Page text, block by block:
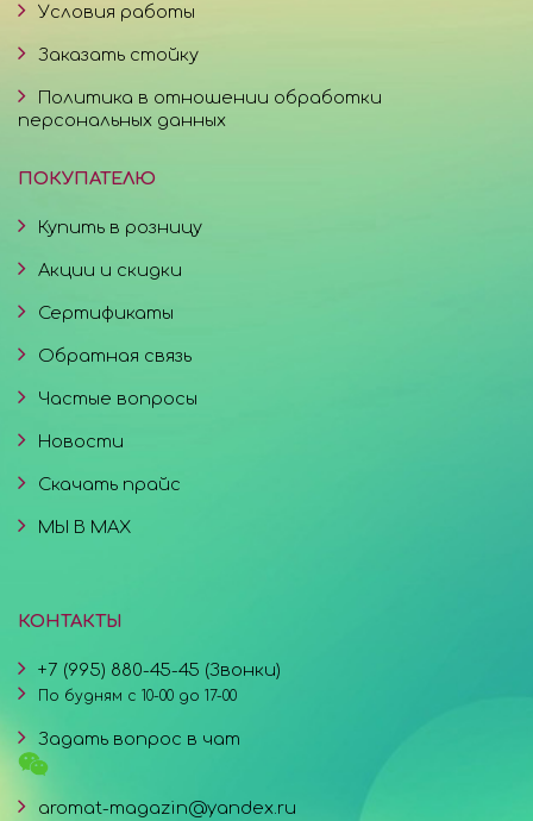
Условия работы
Заказать стойку
Политика в отношении обработки
персональных данных
ПОКУПАТЕЛЮ
Купить в розницу
Акции и скидки
Сертификаты
Обратная связь
Частые вопросы
Новости
Скачать прайс
МЫ В MAX
КОНТАКТЫ
+7 (995) 880-45-45 (Звонки)
По будням с 10-00 до 17-00
Задать вопрос в чат
aromat-magazin@yandex.ru